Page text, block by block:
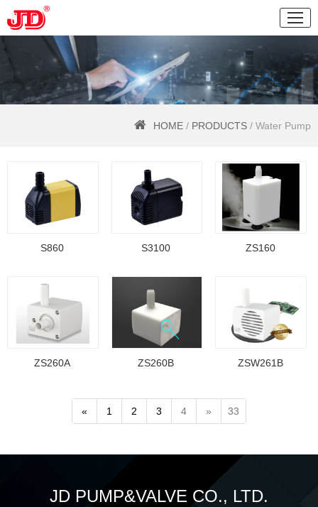
HOME / PRODUCTS / Water Pump
S860 S3100 ZS160
ZS260A ZS260B ZSW261B
« 1 2 3 4 » 33
JD PUMP&VALVE CO., LTD.